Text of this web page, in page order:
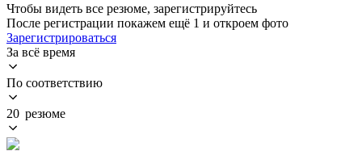
Чтобы видеть все резюме, зарегистрируйтесь
После регистрации покажем ещё 1 и откроем фото
Зарегистрироваться
За всё время
По соответствию
20 резюме